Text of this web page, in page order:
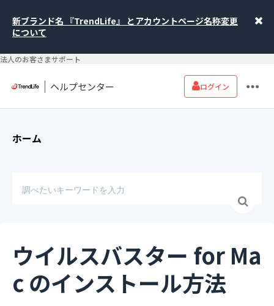
新ブランド名 『TrendLife』 とアカウントページ名称変更
について
法人のお客さまサポート
ヘルプセンター ログイン
ホーム
ウイルスバスター for Ma
c のインストール方法